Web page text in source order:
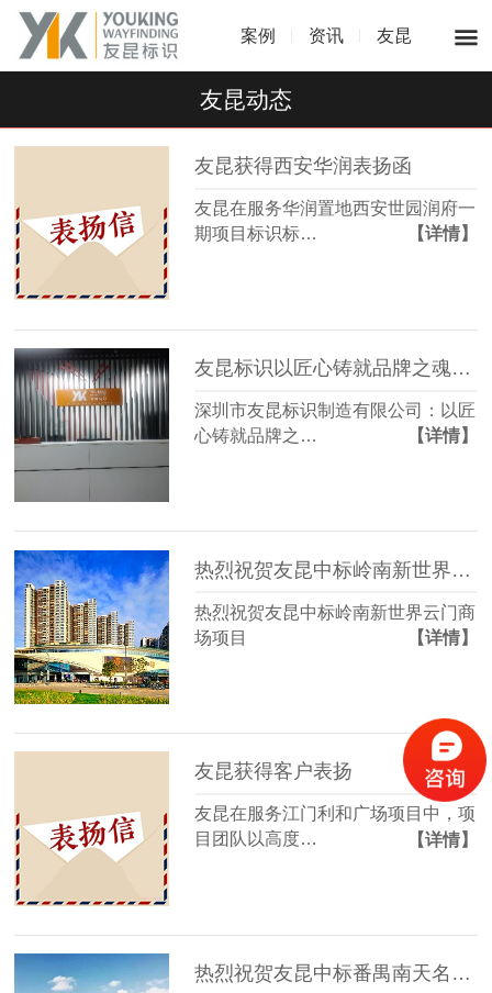
案例 资讯 友昆
友昆动态
友昆获得西安华润表扬函
友昆在服务华润置地西安世园润府一
期项目标识标…
【详情】
友昆标识以匠心铸就品牌之魂，用远见点亮城市名片
深圳市友昆标识制造有限公司：以匠
心铸就品牌之…
【详情】
热烈祝贺友昆中标岭南新世界云门商场项目
热烈祝贺友昆中标岭南新世界云门商
场项目
【详情】
友昆获得客户表扬
友昆在服务江门利和广场项目中，项
目团队以高度…
【详情】
热烈祝贺友昆中标番禺南天名苑标识项目